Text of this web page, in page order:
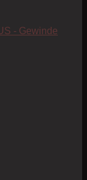
- Gewinde